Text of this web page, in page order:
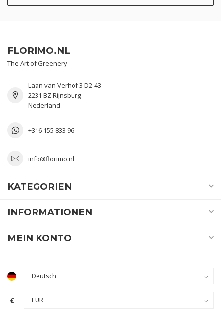
FLORIMO.NL
The Art of Greenery
Laan van Verhof 3 D2-43
2231 BZ Rijnsburg
Nederland
+316 155 833 96
info@florimo.nl
KATEGORIEN
INFORMATIONEN
MEIN KONTO
€